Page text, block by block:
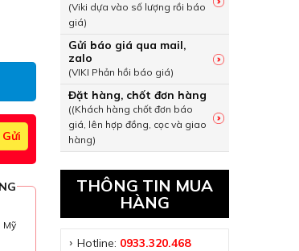
trần viền bạc 9W (D140) sáng trung tính MPE
Mỹ
(Viki dựa vào số lượng rồi báo
giá)
Gửi báo giá qua mail,
zalo
(VIKI Phản hồi báo giá)
Đặt hàng, chốt đơn hàng
((Khách hàng chốt đơn báo
giá, lên hợp đồng, cọc và giao
hàng)
THÔNG TIN MUA
HÀNG
Hotline: 0933.320.468